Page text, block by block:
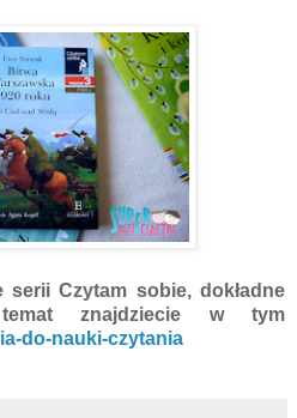
serii Czytam sobie, dokładne
znajdziecie w tym
do-nauki-czytania